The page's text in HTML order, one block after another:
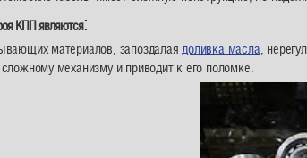
КПП являются:
материалов, запоздалая доливка масла ,
механизму и приводит к его поломке.